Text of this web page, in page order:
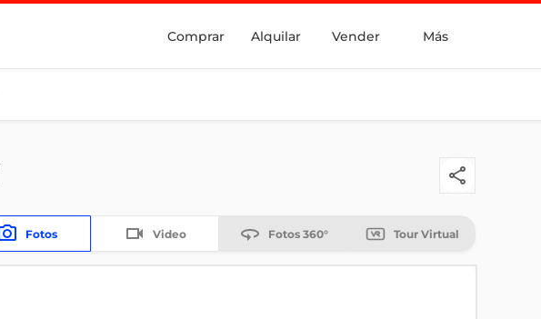
Comprar Alquilar Vender Más
Fotos Video Fotos 360° Tour Virtual